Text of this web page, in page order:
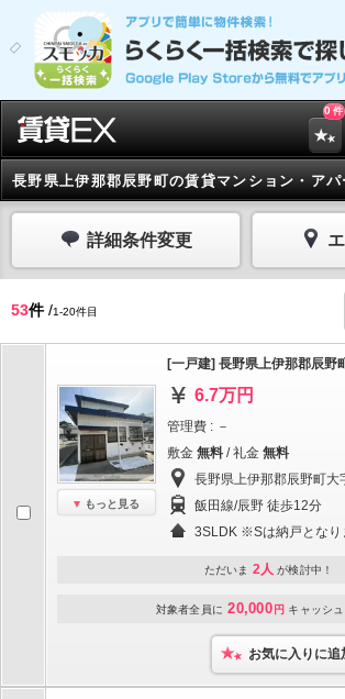
0 件
長野県上伊那郡辰野町の賃貸マンション・アパ
詳細条件変更
53件/1-20件目
もっと見る
[一戸建] 長野県上伊那郡辰野
6.7万円
管理費 : －
敷金 無料 / 礼金 無料
長野県上伊那郡辰野町大
飯田線/辰野 徒歩12分
3SLDK ※Sは納戸となり
ただいま 2人 が検討中！
対象者全員に 20,000 円 キャッシ
お気に入りに追